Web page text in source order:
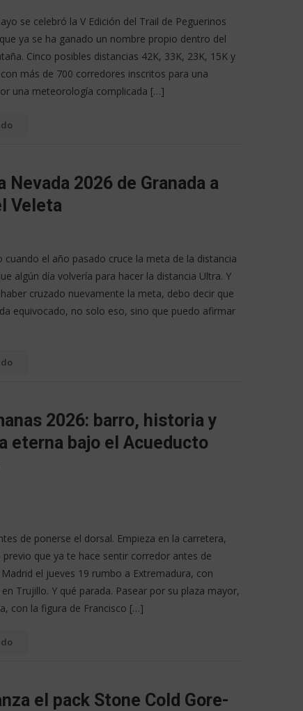
se celebró la V Edición del Trail de Peguerinos
ya se ha ganado un nombre propio dentro del
Cinco posibles distancias 42K, 33K, 23K, 15K y
más de 700 corredores inscritos para una
una meteorología complicada […]
Nevada 2026 de Granada a
Veleta
cuando el año pasado cruce la meta de la distancia
algún día volvería para hacer la distancia Ultra. Y
cruzado nuevamente la meta, debo decir que
equivocado, no solo eso, sino que puedo afirmar
2026: barro, historia y
eterna bajo el Acueducto
de ponerse el dorsal. Empieza en la carretera,
que ya te hace sentir corredor antes de
el jueves 19 rumbo a Extremadura, con
Trujillo. Y qué parada. Pasear por su plaza mayor,
con la figura de Francisco […]
el pack Stone Cold Gore-